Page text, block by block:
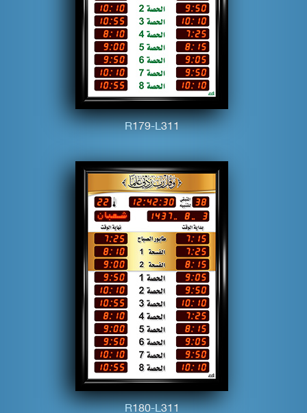
R179-L311
R180-L311